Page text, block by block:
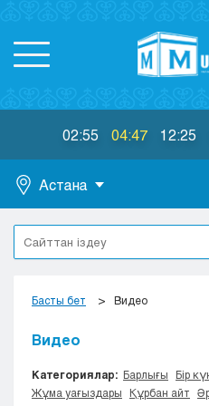
02:55 04:47 12:25
Астана
Астана
Алматы
Жезказган
Кокшетау
Костанай
Басты бет Видео
Видео
Категориялар: Барлығы Бір
Жұма уағыздары
Құрбан айт